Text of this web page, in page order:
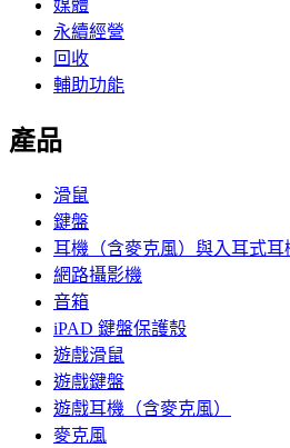
媒體
永續經營
回收
輔助功能
產品
滑鼠
鍵盤
耳機（含麥克風）與入耳式耳
網路攝影機
音箱
iPAD 鍵盤保護殼
遊戲滑鼠
遊戲鍵盤
遊戲耳機（含麥克風）
麥克風